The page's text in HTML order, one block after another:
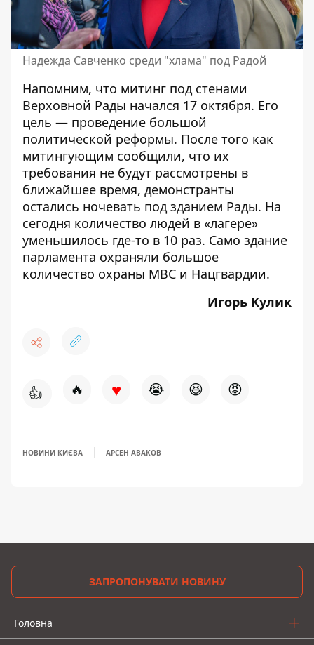
Надежда Савченко среди "хлама" под Радой
Напомним, что митинг под стенами
Верховной Рады начался 17 октября. Его
цель — проведение большой
политической реформы. После того как
митингующим сообщили, что их
требования не будут рассмотрены в
ближайшее время, демонстранты
остались ночевать под зданием Рады. На
сегодня количество людей в «лагере»
уменьшилось где-то в 10 раз. Само здание
парламента охраняли большое
количество охраны МВС и Нацгвардии.
Игорь Кулик
👍 🔥 ♥ 😭 😆 😡
НОВИНИ КИЄВА АРСЕН АВАКОВ
ЗАПРОПОНУВАТИ НОВИНУ
Головна